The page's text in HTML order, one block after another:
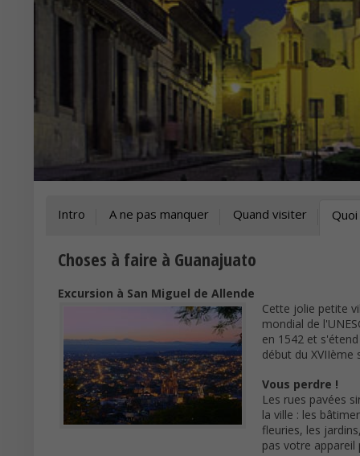
Intro A ne pas manquer Quand visiter
Choses à faire à Guanajuato
Excursion à San Miguel de Allende
Cette jolie petite
mondial de
en 1542 et
début du XVIIème
Vous perdre !
Les rues pavées
la ville : les
fleuries, les
pas votre appareil